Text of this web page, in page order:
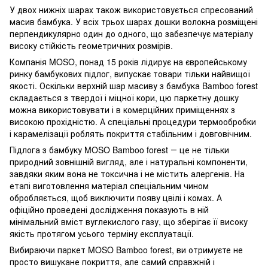
У двох нижніх шарах також використовується спресований
масив бамбука. У всіх трьох шарах дошки волокна розміщені
перпендикулярно один до одного, що забезпечує матеріалу
високу стійкість геометричних розмірів.
Компанія MOSO, понад 15 років лідирує на європейському
ринку бамбукових підлог, випускає товари тільки найвищої
якості. Оскільки верхній шар масиву з бамбука Bamboo forest
складається з твердої і міцної кори, цю паркетну дошку
можна використовувати і в комерційних приміщеннях з
високою прохідністю. А спеціальні процедури термообробки
і карамелізації роблять покриття стабільним і довговічним.
Підлога з бамбуку MOSO Bamboo forest ― це не тільки
природний зовнішній вигляд, але і натуральні компоненти,
завдяки яким вона не токсична і не містить алергенів. На
етапі виготовлення матеріал спеціальним чином
обробляється, щоб виключити появу цвілі і комах. А
офіційно проведені дослідження показують в ній
мінімальний вміст вуглекислого газу, що зберігає її високу
якість протягом усього терміну експлуатації.
Вибираючи паркет MOSO Bamboo forest, ви отримуєте не
просто вишукане покриття, але самий справжній і